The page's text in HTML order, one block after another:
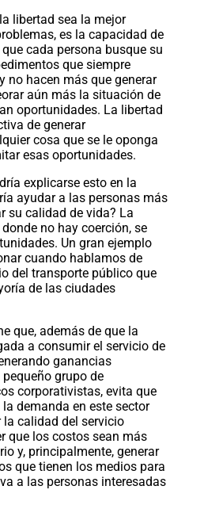
libertad sea la mejor
es la capacidad de
cada persona busque su
que siempre
no hacen más que generar
aún más la situación de
oportunidades. La libertad
de generar
cosa que se le oponga
esas oportunidades.
explicarse esto en la
ayudar a las personas más
su calidad de vida? La
no hay coerción, se
Un gran ejemplo
cuando hablamos de
del transporte público que
de las ciudades
que, además de que la
a consumir el servicio de
ganancias
grupo de
corporativistas, evita que
demanda en este sector
calidad del servicio
que los costos sean más
y, principalmente, generar
que tienen los medios para
a las personas interesadas